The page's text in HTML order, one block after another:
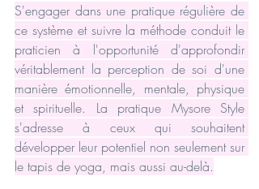
S'engager dans une pratique régulière de
ce système et suivre la méthode conduit le
praticien à l'opportunité d'approfondir
véritablement la perception de soi d'une
manière émotionnelle, mentale, physique
et spirituelle. La pratique Mysore Style
s'adresse à ceux qui souhaitent
développer leur potentiel non seulement sur
le tapis de yoga, mais aussi au-delà.